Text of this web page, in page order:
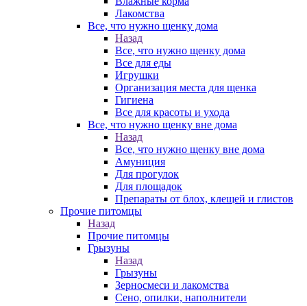
Лакомства
Все, что нужно щенку дома
Назад
Все, что нужно щенку дома
Все для еды
Игрушки
Организация места для щенка
Гигиена
Все для красоты и ухода
Все, что нужно щенку вне дома
Назад
Все, что нужно щенку вне дома
Амуниция
Для прогулок
Для площадок
Препараты от блох, клещей и глистов
Прочие питомцы
Назад
Прочие питомцы
Грызуны
Назад
Грызуны
Зерносмеси и лакомства
Сено, опилки, наполнители